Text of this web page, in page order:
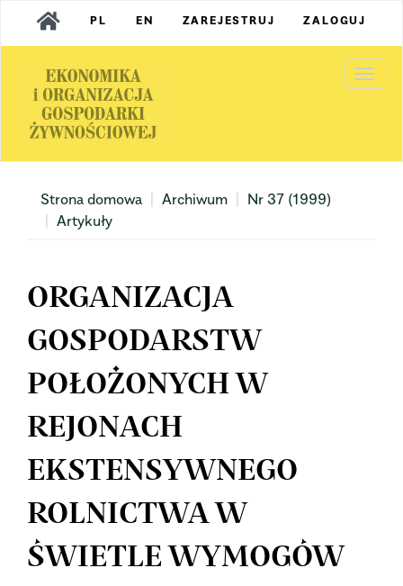
Main
Navigation
Content
Sidebar
PL EN ZAREJESTRUJ ZALOGUJ
Strona domowa Archiwum
Nr 37 (1999)
Artykuły
ORGANIZACJA
GOSPODARSTW
POŁOŻONYCH W
REJONACH
EKSTENSYWNEGO
ROLNICTWA W
ŚWIETLE WYMOGÓW